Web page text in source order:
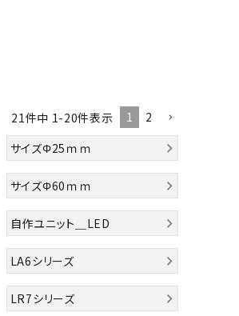
21件中 1-20件表示 1
2
サイズΦ25ｍｍ
サイズΦ60ｍｍ
自作ユニット＿LED
LA6シリーズ
LR7シリーズ